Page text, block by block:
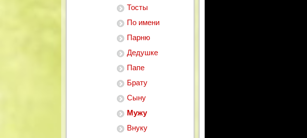
Тосты
По имени
Парню
Дедушке
Папе
Брату
Сыну
Мужу
Внуку